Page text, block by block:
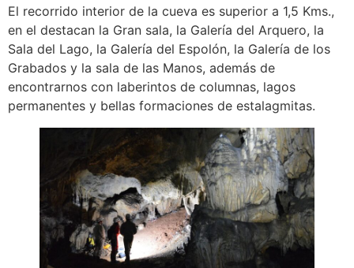
El recorrido interior de la cueva es superior a 1,5 Kms.,
en el destacan la Gran sala, la Galería del Arquero, la
Sala del Lago, la Galería del Espolón, la Galería de los
Grabados y la sala de las Manos, además de
encontrarnos con laberintos de columnas, lagos
permanentes y bellas formaciones de estalagmitas.